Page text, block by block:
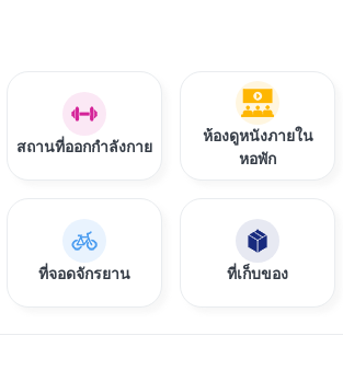
สถานที่ออกกำลังกาย
ห้องดูหนังภายใน
หอพัก
ที่จอดจักรยาน ที่เก็บของ